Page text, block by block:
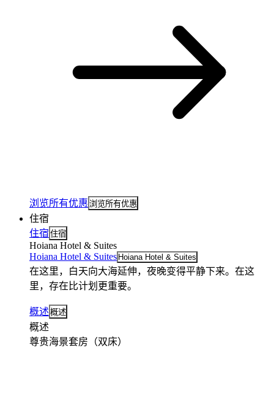
浏览所有优惠 浏览所有优惠
住宿
住宿 住宿
Hoiana Hotel & Suites
Hoiana Hotel & Suites Hoiana Hotel & Suites
在这里，白天向大海延伸，夜晚变得平静下来。在这
里，存在比计划更重要。
概述 概述
概述
尊贵海景套房（双床）